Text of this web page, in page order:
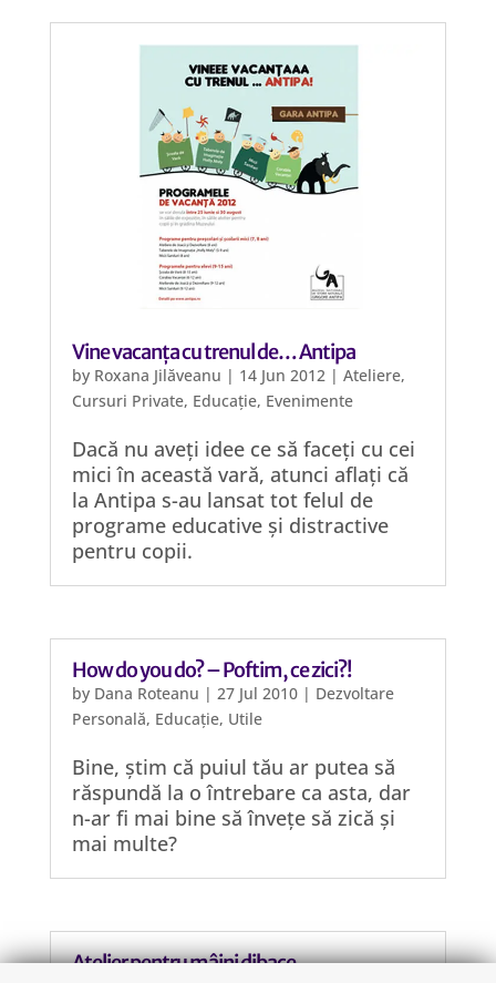
Vine vacanța cu trenul de… Antipa
by Roxana Jilăveanu | 14 Jun 2012| Ateliere,
Cursuri Private, Educație, Evenimente
Dacă nu aveți idee ce să faceți cu cei
mici în această vară, atunci aflați că
la Antipa s-au lansat tot felul de
programe educative și distractive
pentru copii.
How do you do? – Poftim, ce zici?!
by Dana Roteanu | 27 Jul 2010| Dezvoltare
Personală, Educație, Utile
Bine, știm că puiul tău ar putea să
răspundă la o întrebare ca asta, dar
n-ar fi mai bine să învețe să zică și
mai multe?
Atelier pentru mâini dibace